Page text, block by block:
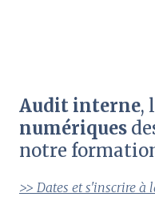
Audit interne,
numériques
notre
>> Dates et s'inscrire à